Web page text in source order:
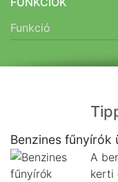
Funkció
Benzines fűnyírók
A
kerti